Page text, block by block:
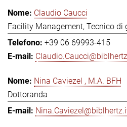
Claudio Caucci
Facility Management, Tecnico di
+39 06 69993-415
Nina Caviezel , M.A. BFH
Dottoranda